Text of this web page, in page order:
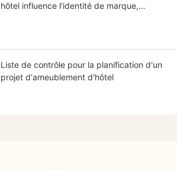
hôtel influence l'identité de marque,
Liste de contrôle pour la planification d'un
projet d'ameublement d'hôtel